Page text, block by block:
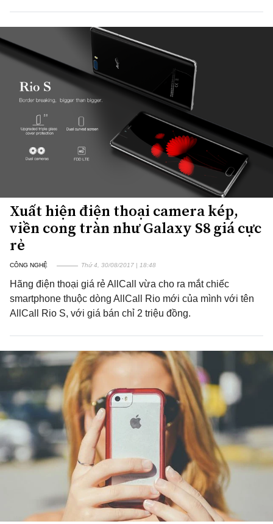
Xuất hiện điện thoại camera kép,
viền cong tràn như Galaxy S8 giá cực
rẻ
CÔNG NGHỆ Thứ 4, 30/08/2017 | 18:48
Hãng điện thoại giá rẻ AllCall vừa cho ra mắt chiếc
smartphone thuộc dòng AllCall Rio mới của mình với tên
AllCall Rio S, với giá bán chỉ 2 triệu đồng.